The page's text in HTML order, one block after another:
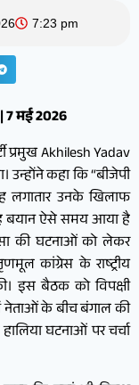
7:23 pm
7 मई 2026
प्रमुख Akhilesh Yadav
उन्होंने कहा कि “बीजेपी
लगातार उनके खिलाफ
बयान ऐसे समय आया है
की घटनाओं को लेकर
कांग्रेस के राष्ट्रीय
इस बैठक को विपक्षी
नेताओं के बीच बंगाल की
घटनाओं पर चर्चा